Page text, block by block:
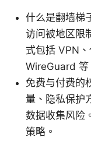
什么是翻墙梯
访问被地区限
式包括 VPN
WireGuard 等
免费与付费的
量、隐私保护
数据收集风险
策略。